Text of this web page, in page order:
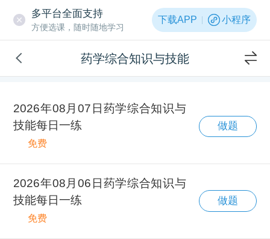
多平台全面支持
方便选课，随时随地学习
下载APP 小程序
药学综合知识与技能
2026年08月07日药学综合知识与
技能每日一练
免费
做题
2026年08月06日药学综合知识与
技能每日一练
免费
做题